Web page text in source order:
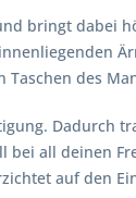
bringt dabei
des
Dadurch
all deinen
auf den